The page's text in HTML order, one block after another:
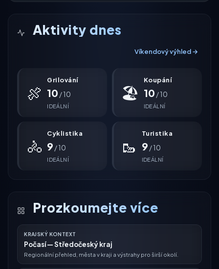
Aktivity dnes
Víkendový výhled →
🍖
Grilování
10 / 10
IDEÁLNÍ
🏖
Koupání
10 / 10
IDEÁLNÍ
🚴
Cyklistika
9 / 10
IDEÁLNÍ
🥾
Turistika
9 / 10
IDEÁLNÍ
Prozkoumejte více
KRAJSKÝ KONTEXT
Počasí — Středočeský kraj
Regionální přehled, města v kraji a výstrahy pro širší okolí.